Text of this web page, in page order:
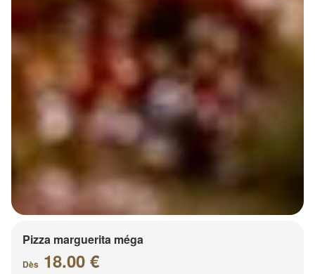
Pizza marguerita méga
Dès 18.00 €